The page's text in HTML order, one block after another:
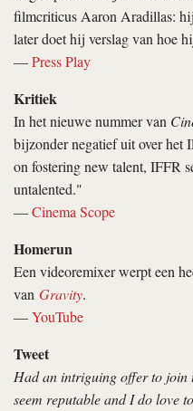
filmcriticus Aaron Aradillas:
later doet hij verslag van hoe
—Press Play
Kritiek
In het nieuwe nummer van
bijzonder negatief uit over het
on fostering new talent, IFFR
untalented."
—Cinema Scope
Homerun
Een videoremixer werpt een
van Gravity.
—YouTube
Tweet
Had an intriguing offer to join
seem reputable and I do love